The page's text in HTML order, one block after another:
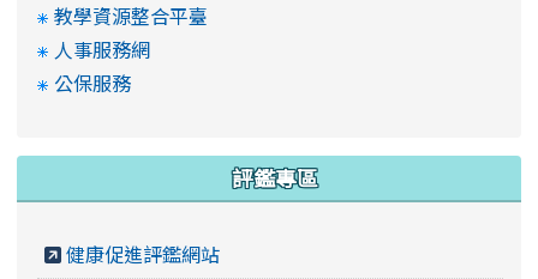
教學資源整合平臺
人事服務網
公保服務
評鑑專區
健康促進評鑑網站